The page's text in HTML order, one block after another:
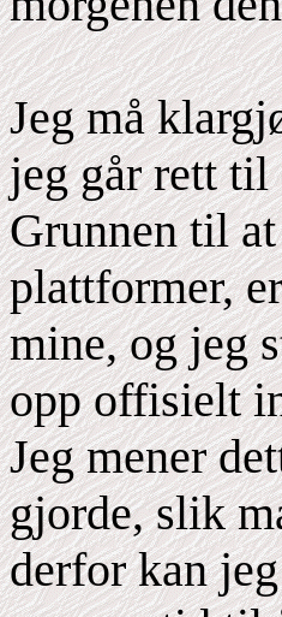
Jeg må
jeg går rett til
Grunnen til
plattformer,
mine, og jeg
opp offisielt
Jeg mener
gjorde, slik
derfor kan